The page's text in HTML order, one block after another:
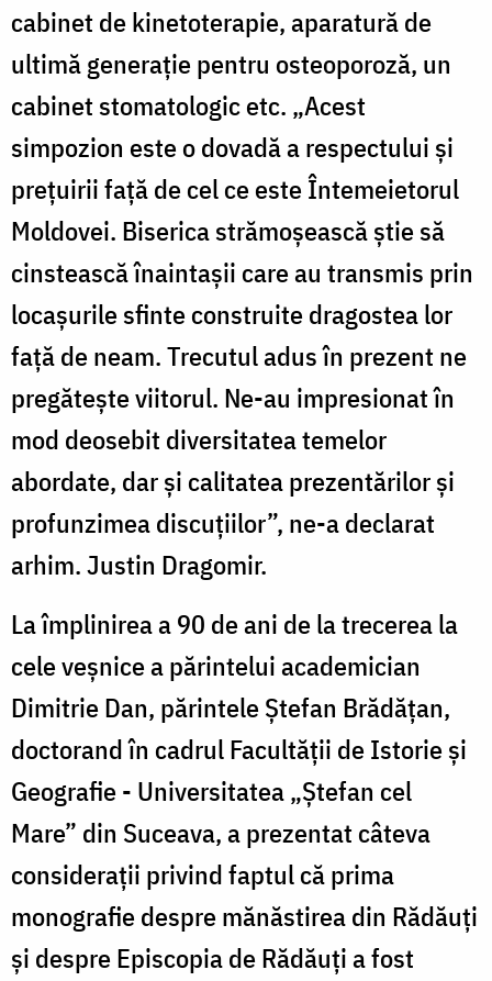
cabinet de kinetoterapie, aparatură de
ultimă generaţie pentru osteoporoză, un
cabinet stomatologic etc. „Acest
simpozion este o dovadă a respectului şi
preţuirii faţă de cel ce este Întemeietorul
Moldovei. Biserica strămoşească ştie să
cinstească înaintaşii care au transmis prin
locaşurile sfinte construite dragostea lor
faţă de neam. Trecutul adus în prezent ne
pregăteşte viitorul. Ne-au impresionat în
mod deosebit diversitatea temelor
abordate, dar şi calitatea prezentărilor şi
profunzimea discuţiilor”, ne-a declarat
arhim. Justin Dragomir.
La împlinirea a 90 de ani de la trecerea la
cele veşnice a părintelui academician
Dimitrie Dan, părintele Ştefan Brădăţan,
doctorand în cadrul Facultăţii de Istorie şi
Geografie - Universitatea „Ştefan cel
Mare” din Suceava, a prezentat câteva
consideraţii privind faptul că prima
monografie despre mănăstirea din Rădăuţi
şi despre Episcopia de Rădăuţi a fost